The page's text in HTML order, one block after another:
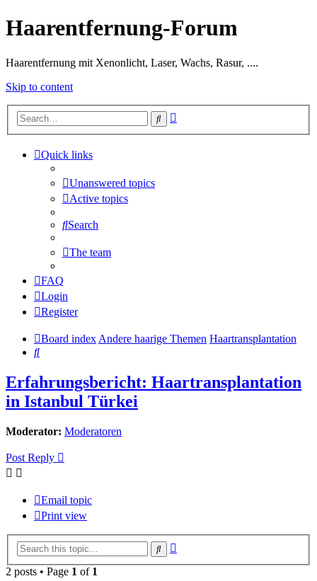
Haarentfernung-Forum
Haarentfernung mit Xenonlicht, Laser, Wachs, Rasur, ....
Skip to content
Search
Quick links
Unanswered topics
Active topics
Search
The team
FAQ
Login
Register
Board indexAndere haarige Themen Haartransplantation
Search
Erfahrungsbericht: Haartransplantation
in Istanbul Türkei
Moderator: Moderatoren
Post Reply
Email topic
Print view
Search
2 posts • Page 1 of 1